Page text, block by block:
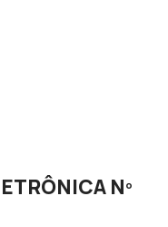
Nº